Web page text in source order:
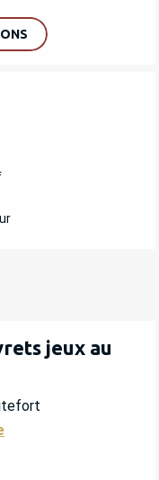
jeux au